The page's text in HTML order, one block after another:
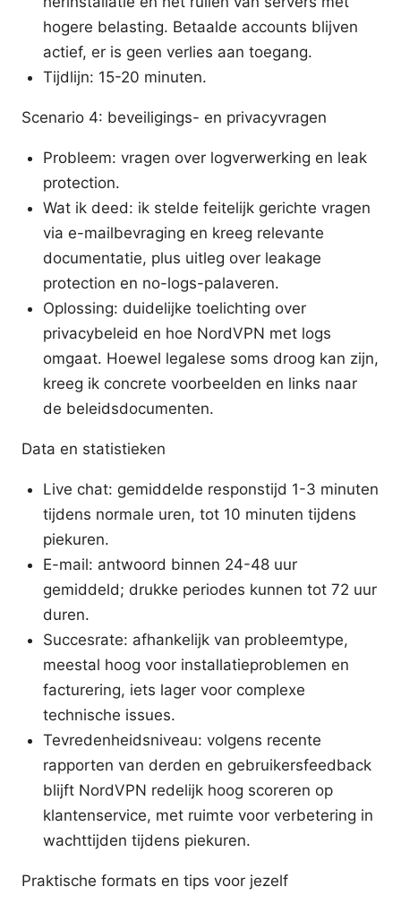
hogere belasting. Betaalde accounts blijven
actief, er is geen verlies aan toegang.
Tijdlijn: 15-20 minuten.
Scenario 4: beveiligings- en privacyvragen
Probleem: vragen over logverwerking en leak
protection.
Wat ik deed: ik stelde feitelijk gerichte vragen
via e-mailbevraging en kreeg relevante
documentatie, plus uitleg over leakage
protection en no-logs-palaveren.
Oplossing: duidelijke toelichting over
privacybeleid en hoe NordVPN met logs
omgaat. Hoewel legalese soms droog kan zijn,
kreeg ik concrete voorbeelden en links naar
de beleidsdocumenten.
Data en statistieken
Live chat: gemiddelde responstijd 1-3 minuten
tijdens normale uren, tot 10 minuten tijdens
piekuren.
E-mail: antwoord binnen 24-48 uur
gemiddeld; drukke periodes kunnen tot 72 uur
duren.
Succesrate: afhankelijk van probleemtype,
meestal hoog voor installatieproblemen en
facturering, iets lager voor complexe
technische issues.
Tevredenheidsniveau: volgens recente
rapporten van derden en gebruikersfeedback
blijft NordVPN redelijk hoog scoreren op
klantenservice, met ruimte voor verbetering in
wachttijden tijdens piekuren.
Praktische formats en tips voor jezelf